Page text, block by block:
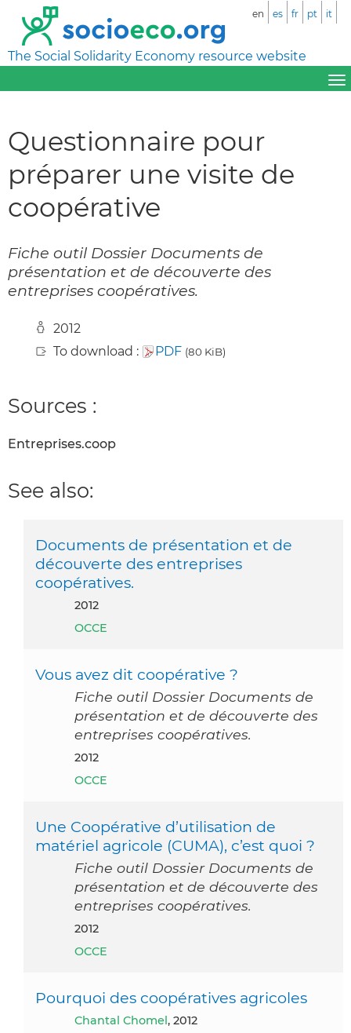
The Social Solidarity Economy resource website
en es fr pt it
Questionnaire pour
préparer une visite de
coopérative
Fiche outil Dossier Documents de
présentation et de découverte des
entreprises coopératives.
2012
To download :
PDF (80 KiB)
Sources :
Entreprises.coop
See also:
Documents de présentation et de
découverte des entreprises
coopératives.
2012
OCCE
Vous avez dit coopérative ?
Fiche outil Dossier Documents de
présentation et de découverte des
entreprises coopératives.
2012
OCCE
Une Coopérative d’utilisation de
matériel agricole (CUMA), c’est quoi ?
Fiche outil Dossier Documents de
présentation et de découverte des
entreprises coopératives.
2012
OCCE
Pourquoi des coopératives agricoles
Chantal Chomel , 2012